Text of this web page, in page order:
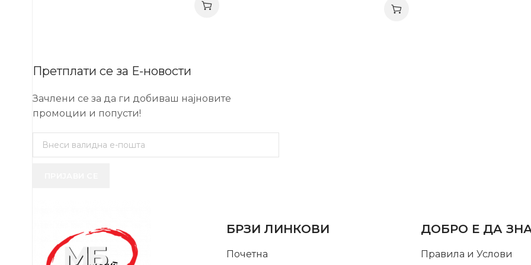
Претплати се за Е-новости
Зачлени се за да ги добиваш најновите
промоции и попусти!
БРЗИ ЛИНКОВИ
Почетна
ДОБРО Е ДА
Правила и Услови